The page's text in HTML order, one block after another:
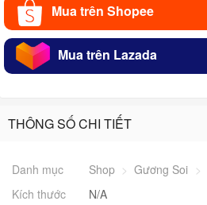
Mua trên Shopee
Mua trên Lazada
THÔNG SỐ CHI TIẾT
Danh mục Shop > Gương Soi >
Kích thước
N/A